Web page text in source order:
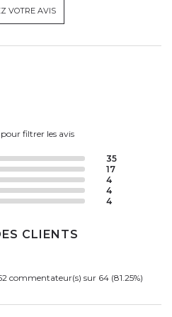
VOTRE AVIS
filtrer les avis
4
4
4
17
35
CLIENTS
commentateur(s) sur 64 (81.25%)